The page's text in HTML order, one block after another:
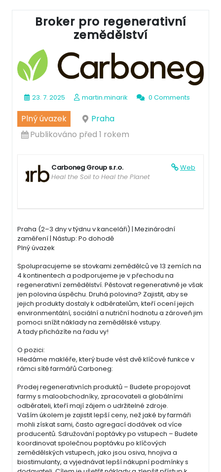
Broker pro regenerativní
zemědělství
23. 7. 2025 martin.minarik 0 Comments
Plný úvazek
Praha
Publikováno před 1 rokem
Web
Carboneg Group s.r.o.
Heal the Soil to Heal the Planet
Praha (2–3 dny v týdnu v kanceláři) | Mezinárodní
zaměření | Nástup: Po dohodě
Plný úvazek
Spolupracujeme se stovkami zemědělců ve 13 zemích na
4 kontinentech a podporujeme je v přechodu na
regenerativní zemědělství. Pěstovat regenerativně je však
jen polovina úspěchu. Druhá polovina? Zajistit, aby se
jejich produkty dostaly k odběratelům, kteří ocení jejich
environmentální, sociální a nutriční hodnotu a zároveň jim
pomoci snížit náklady na zemědělské vstupy.
A tady přicházíte na řadu vy!
O pozici:
Hledáme makléře, který bude vést dvě klíčové funkce v
rámci sítě farmářů Carboneg:
Prodej regenerativních produktů – Budete propojovat
farmy s maloobchodníky, zpracovateli a globálními
odběrateli, kteří mají zájem o udržitelné zdroje.
Vaším úkolem je zajistit lepší ceny, než jaké by farmáři
mohli získat sami, často agregací dodávek od více
producentů. Sdružování poptávky po vstupech – Budete
koordinovat společnou poptávku po klíčových
zemědělských vstupech, jako jsou osiva, hnojiva a
biostimulanty, a vyjednávat lepší nákupní podmínky s